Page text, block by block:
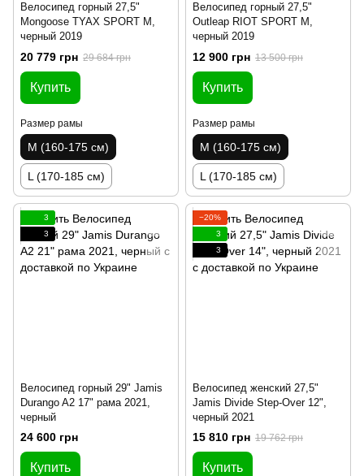
Велосипед горный 27,5"
Mongoose TYAX SPORT M,
черный 2019
20 779 грн 29 684 грн
Купить
Размер рамы
M (160-175 см)
L (170-185 см)
Велосипед горный 27,5"
Outleap RIOT SPORT M,
черный 2019
12 900 грн 13 500 грн
Купить
Размер рамы
M (160-175 см)
L (170-185 см)
3
3
Велосипед горный 29" Jamis
Durango A2 17" рама 2021,
черный
24 600 грн
Купить
−20%
3
3
Велосипед женский 27,5"
Jamis Divide Step-Over 12",
черный 2021
15 810 грн 19 762 грн
Купить